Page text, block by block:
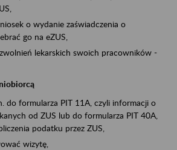
o wydanie zaświadczenia o
go na eZUS,
lekarskich swoich pracowników -
do formularza PIT 11A, czyli informacji o
od ZUS lub do formularza PIT 40A,
podatku przez ZUS,
wizytę,